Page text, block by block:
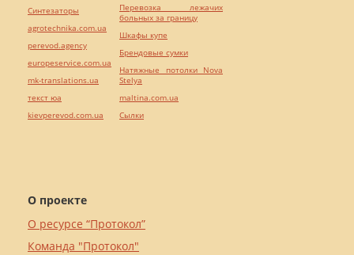
О проекте
О ресурсе “Протокол”
Команда "Протокол"
Синтезаторы
agrotechnika.com.ua
perevod.agency
europeservice.com.ua
mk-translations.ua
текст юа
kievperevod.com.ua
Перевозка лежачих
больных за границу
Шкафы купе
Брендовые сумки
Натяжные потолки Nova
Stelya
maltina.com.ua
Cылки